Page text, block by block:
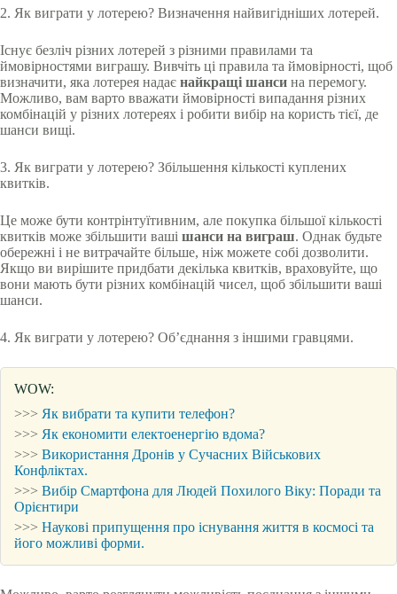
2. Як виграти у лотерею? Визначення найвигідніших лотерей.
Існує безліч різних лотерей з різними правилами та
ймовірностями виграшу. Вивчіть ці правила та ймовірності, щоб
визначити, яка лотерея надає найкращі шанси на перемогу.
Можливо, вам варто вважати ймовірності випадання різних
комбінацій у різних лотереях і робити вибір на користь тієї, де
шанси вищі.
3. Як виграти у лотерею? Збільшення кількості куплених
квитків.
Це може бути контрінтуїтивним, але покупка більшої кількості
квитків може збільшити ваші шанси на виграш. Однак будьте
обережні і не витрачайте більше, ніж можете собі дозволити.
Якщо ви вирішите придбати декілька квитків, враховуйте, що
вони мають бути різних комбінацій чисел, щоб збільшити ваші
шанси.
4. Як виграти у лотерею? Об’єднання з іншими гравцями.
WOW:
>>> Як вибрати та купити телефон?
>>> Як економити електоенергію вдома?
>>> Використання Дронів у Сучасних Військових
Конфліктах.
>>> Вибір Смартфона для Людей Похилого Віку: Поради та
Орієнтири
>>> Наукові припущення про існування життя в космосі та
його можливі форми.